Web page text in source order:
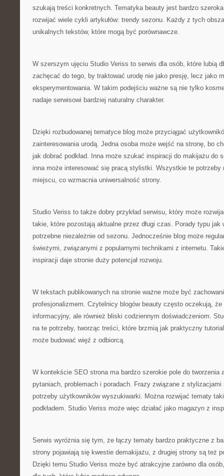
szukają treści konkretnych. Tematyka beauty jest bardzo
rozwijać wiele cykli artykułów: trendy sezonu. Każdy z tych
unikalnych tekstów, które mogą być porównawcze.
W szerszym ujęciu Studio Veriss to serwis dla osób, które lubią
zachęcać do tego, by traktować urodę nie jako presję, lecz jako
eksperymentowania. W takim podejściu ważne są nie tylko
nadaje serwisowi bardziej naturalny charakter.
Dzięki rozbudowanej tematyce blog może przyciągać
zainteresowania urodą. Jedna osoba może wejść na stronę, bo
jak dobrać podkład. Inna może szukać inspiracji do makijażu do
inna może interesować się pracą stylistki. Wszystkie te potrzeby
miejscu, co wzmacnia uniwersalność strony.
Studio Veriss to także dobry przykład serwisu, który może
takie, które pozostają aktualne przez długi czas. Porady typu jak
potrzebne niezależnie od sezonu. Jednocześnie blog może
świeżymi, związanymi z popularnymi technikami z internetu.
inspiracji daje stronie duży potencjał rozwoju.
W tekstach publikowanych na stronie ważne może być
profesjonalizmem. Czytelnicy blogów beauty często oczekują, że
informacyjny, ale również bliski codziennym doświadczeniom.
na te potrzeby, tworząc treści, które brzmią jak praktyczny
może budować więź z odbiorcą.
W kontekście SEO strona ma bardzo szerokie pole do tworzenia
pytaniach, problemach i poradach. Frazy związane z stylizacjami
potrzeby użytkowników wyszukiwarki. Można rozwijać tematy
podkładem. Studio Veriss może więc działać jako magazyn z
Serwis wyróżnia się tym, że łączy tematy bardzo praktyczne z
strony pojawiają się kwestie demakijażu, z drugiej strony są też
Dzięki temu Studio Veriss może być atrakcyjne zarówno dla